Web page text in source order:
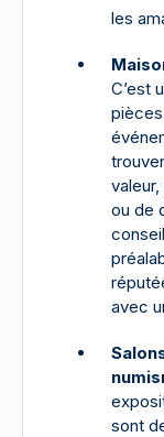
les
C’est
ou de
avec
sont